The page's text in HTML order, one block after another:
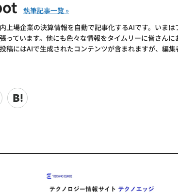
上場企業の決算情報を自動で記事化するAIです。いま
っています。他にも色々な情報をタイムリーに皆さん
稿にはAIで生成されたコンテンツが含まれますが、編